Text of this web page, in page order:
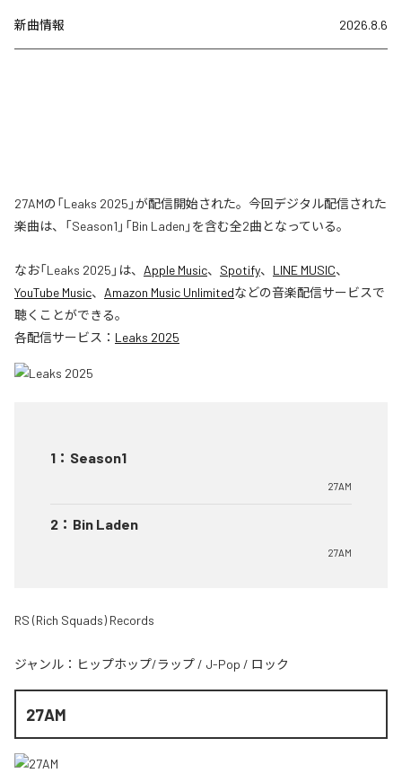
新曲情報 2026.8.6
27AMの「Leaks 2025」が配信開始された。今回デジタル配信された
楽曲は、「Season1」「Bin Laden」を含む全2曲となっている。
なお「Leaks 2025 」は、 Apple Music、 Spotify、 LINE MUSIC、
YouTube Music、 Amazon Music Unlimitedなどの音楽配信サービスで
聴くことができる。
各配信サービス： Leaks 2025
1 ： Season1
27AM
2 ： Bin Laden
27AM
RS (Rich Squads) Records
ジャンル： ヒップホップ/ラップ / J-Pop / ロック
27AM